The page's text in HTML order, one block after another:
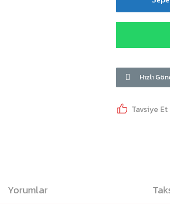
Hızlı
Tavsiye Et
Yorumlar